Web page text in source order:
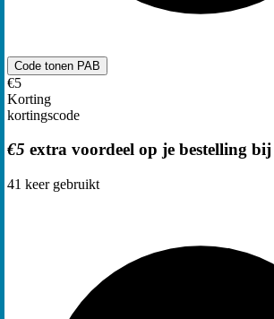
Code tonen PAB
€5
Korting
kortingscode
€5 extra voordeel op je bestelling
41 keer gebruikt